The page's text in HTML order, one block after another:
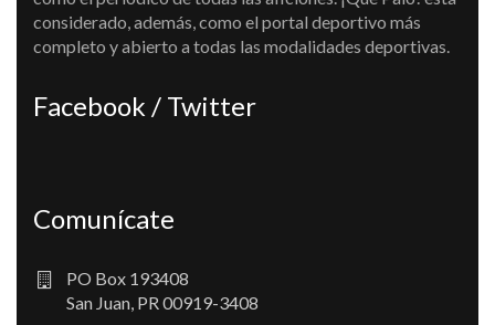
considerado, además, como el portal deportivo más
completo y abierto a todas las modalidades deportivas.
Facebook / Twitter
Comunícate
PO Box 193408
San Juan, PR 00919-3408